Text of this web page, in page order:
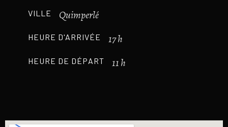
VILLE Quimperlé
HEURE D'ARRIVÉE 17 h
HEURE DE DÉPART 11 h